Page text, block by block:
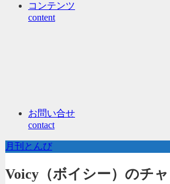
コンテンツ
content
お問い合せ
contact
月刊とんび
Voicy（ボイシー）のチ